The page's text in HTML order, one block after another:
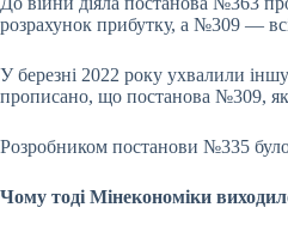
розрахунок прибутку, а №309 —
У березні 2022 року ухвалили
прописано, що постанова №309,
Розробником постанови №335
Чому тоді Мінекономіки